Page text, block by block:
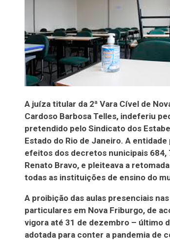
A juíza titular da 2ª Vara Cível de
Cardoso Barbosa Telles, indeferiu
pretendido pelo Sindicato dos
Estado do Rio de Janeiro. A
efeitos dos decretos nunicipais
Renato Bravo, e pleiteava a
todas as instituições de ensino do
A proibição das aulas presenciais
particulares em Nova Friburgo, de
vigora até 31 de dezembro – último
adotada para conter a pandemia de